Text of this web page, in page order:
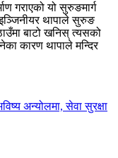
गराएको यो सुरुङमार्ग
थापाले सुरुङ
बाटो खनिस् त्यसको
कारण थापाले मन्दिर
अन्योलमा, सेवा सुरक्षा